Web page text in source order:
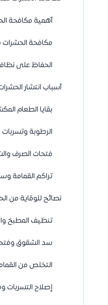
أهمية مكافحة
مكافحة الحشرات
الحفاظ على
أسباب انتشار
بقايا الطعام
الرطوبة وتسربات
فتحات الصرف
تراكم القمامة
نصائح للوقاية من
تنظيف المطبخ
سد الشقوق
التخلص من
إصلاح التسربات